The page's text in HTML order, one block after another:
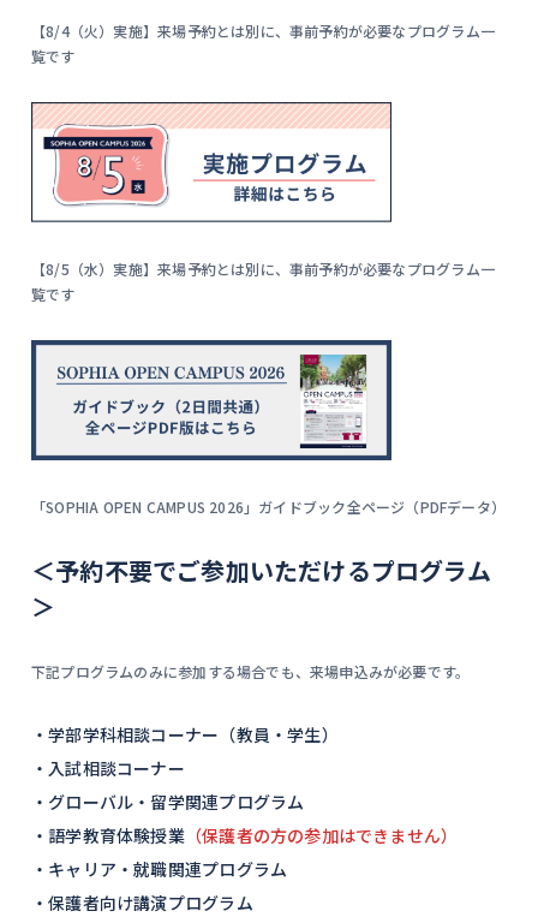
【8/4（火）実施】来場予約とは別に、事前予約が必要なプログラム一
覧です
【8/5（水）実施】来場予約とは別に、事前予約が必要なプログラム一
覧です
「SOPHIA OPEN CAMPUS 2026」ガイドブック全ページ（PDFデータ）
＜予約不要でご参加いただけるプログラム
＞
下記プログラムのみに参加する場合でも、来場申込みが必要です。
・学部学科相談コーナー（教員・学生）
・入試相談コーナー
・グローバル・留学関連プログラム
・語学教育体験授業（保護者の方の参加はできません）
・キャリア・就職関連プログラム
・保護者向け講演プログラム